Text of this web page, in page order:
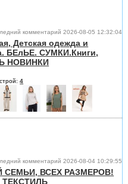
комментарий 2026-08-05 12:32:04
Детская одежда и
БЕлЬЕ. СУМКИ.Книги,
НОВИНКИ
4
комментарий 2026-08-04 10:29:55
СЕМЬИ, ВСЕХ РАЗМЕРОВ!
ТЕКСТИЛЬ